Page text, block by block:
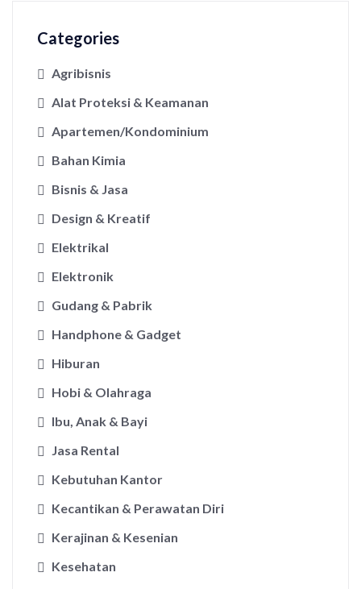
Categories
Agribisnis
Alat Proteksi & Keamanan
Apartemen/Kondominium
Bahan Kimia
Bisnis & Jasa
Design & Kreatif
Elektrikal
Elektronik
Gudang & Pabrik
Handphone & Gadget
Hiburan
Hobi & Olahraga
Ibu, Anak & Bayi
Jasa Rental
Kebutuhan Kantor
Kecantikan & Perawatan Diri
Kerajinan & Kesenian
Kesehatan